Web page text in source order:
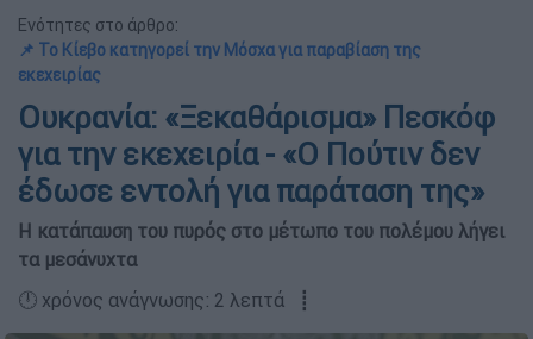
Ενότητες στο άρθρο:
📌 Το Κίεβο κατηγορεί την Μόσχα για παραβίαση της
εκεχειρίας
Ουκρανία: «Ξεκαθάρισμα» Πεσκόφ
για την εκεχειρία - «O Πούτιν δεν
έδωσε εντολή για παράταση της»
Η κατάπαυση του πυρός στο μέτωπο του πολέμου λήγει
τα μεσάνυχτα
🕛 χρόνος ανάγνωσης: 2 λεπτά ┋